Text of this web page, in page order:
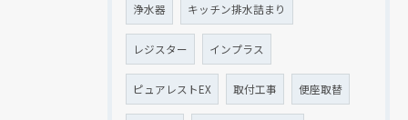
浄水器 キッチン排水詰まり
レジスター インプラス
ピュアレストEX 取付工事 便座取替